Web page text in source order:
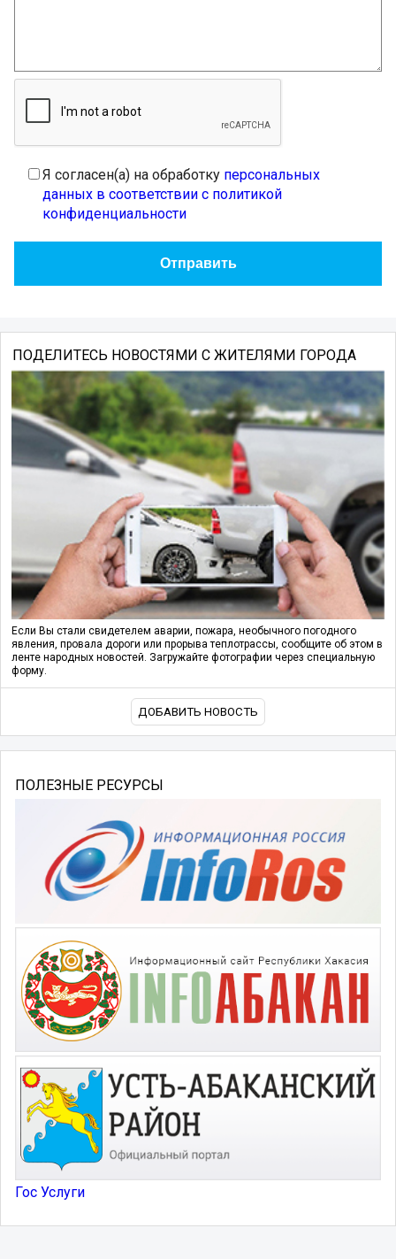
Я согласен(а) на обработку персональных
данных в соответствии с политикой
конфиденциальности
ПОДЕЛИТЕСЬ НОВОСТЯМИ С ЖИТЕЛЯМИ ГОРОДА
Если Вы стали свидетелем аварии, пожара, необычного погодного
явления, провала дороги или прорыва теплотрассы, сообщите об этом в
ленте народных новостей. Загружайте фотографии через специальную
форму.
ДОБАВИТЬ НОВОСТЬ
ПОЛЕЗНЫЕ РЕСУРСЫ
Гос Услуги